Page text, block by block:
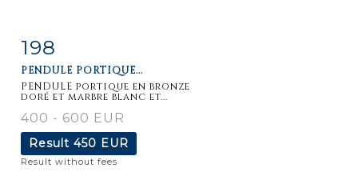
Item detail
198
PENDULE PORTIQUE...
PENDULE portique en bronze
doré et marbre blanc et...
400 - 600 EUR
Result 450 EUR
Result without fees